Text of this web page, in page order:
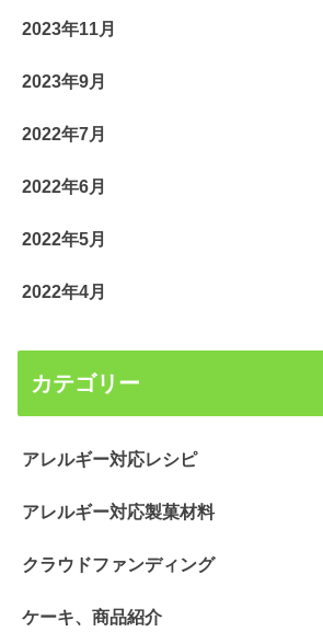
2023年11月
2023年9月
2022年7月
2022年6月
2022年5月
2022年4月
カテゴリー
アレルギー対応レシピ
アレルギー対応製菓材料
クラウドファンディング
ケーキ、商品紹介